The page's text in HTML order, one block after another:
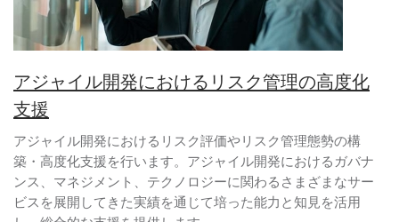
アジャイル開発におけるリスク管理の高度化
支援
アジャイル開発におけるリスク評価やリスク管理態勢の構
築・高度化支援を行います。アジャイル開発におけるガバナ
ンス、マネジメント、テクノロジーに関わるさまざまなサー
ビスを展開してきた実績を通じて培った能力と知見を活用